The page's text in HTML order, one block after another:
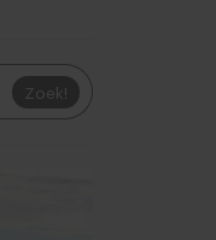
Zoek!